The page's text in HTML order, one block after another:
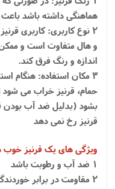
هماهنگی داشته باشد
2 نوع کاربری: کاربری
و هال متفاوت است و
اندازه و رنگ فرق کند.
3 مکان استفاده: هنگام
حمام، قرنیز خراب می شود
بشود (بدلیل ضد آب
قرنیز رخ نمی دهد
ویژگی های یک قرنیز
1 ضد آب و رطوبت باشد
2 مقاومت در برابر خوردندگی حشرات داشته باشد